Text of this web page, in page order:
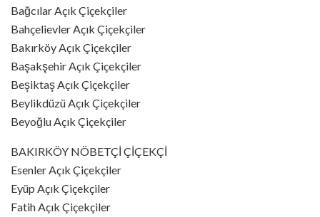
Bağcılar Açık Çiçekçiler
Bahçelievler Açık Çiçekçiler
Bakırköy Açık Çiçekçiler
Başakşehir Açık Çiçekçiler
Beşiktaş Açık Çiçekçiler
Beylikdüzü Açık Çiçekçiler
Beyoğlu Açık Çiçekçiler
BAKIRKÖY NÖBETÇİ ÇİÇEKÇİ
Esenler Açık Çiçekçiler
Eyüp Açık Çiçekçiler
Fatih Açık Çiçekçiler